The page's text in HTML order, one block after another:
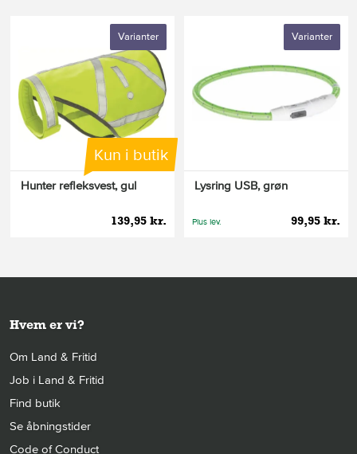
Varianter
Kun i butik
Hunter refleksvest, gul
139,95 kr.
Varianter
Lysring USB, grøn
99,95 kr.
Plus lev.
Hvem er vi?
Om Land & Fritid
Job i Land & Fritid
Find butik
Se åbningstider
Code of Conduct